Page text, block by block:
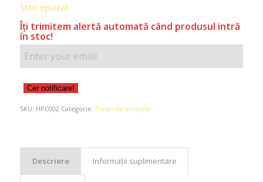
Stoc epuizat
Îţi trimitem alertă automată când produsul intră
în stoc!
Cer notificare!
SKU: HPC002 Categorie: Pixuri de colecție
Descriere Informații suplimentare